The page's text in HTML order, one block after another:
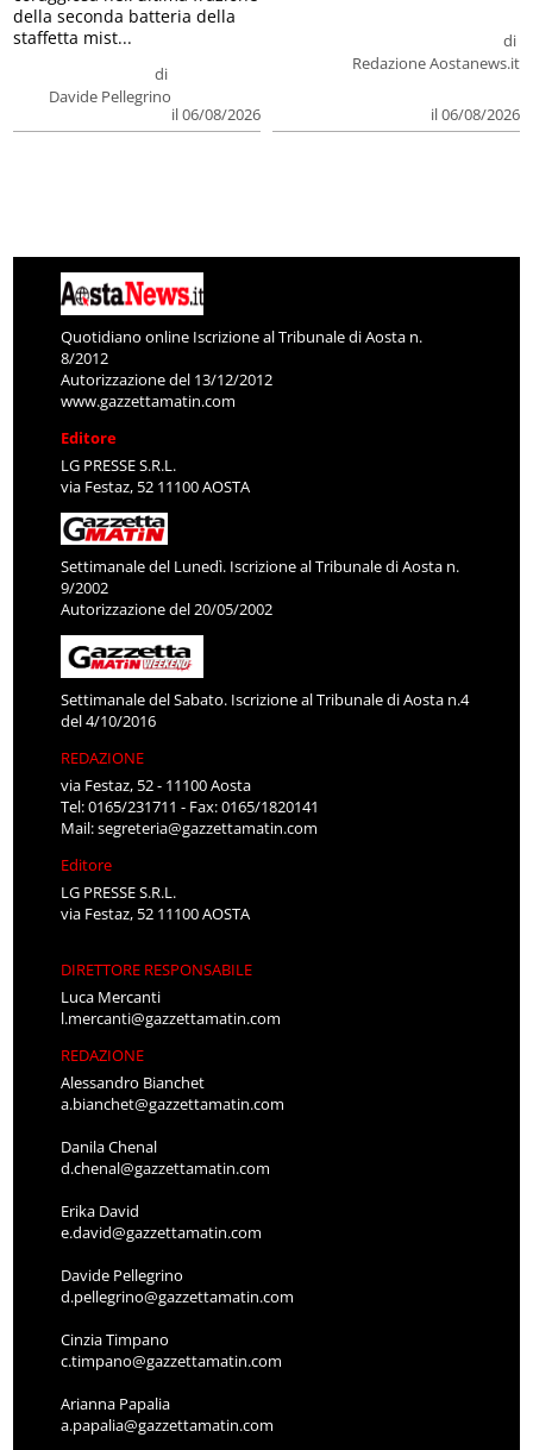
di
Davide Pellegrino
il 06/08/2026
della seconda batteria della
staffetta mist...
di
Redazione Aostanews.it
il 06/08/2026
Quotidiano online Iscrizione al Tribunale di Aosta n.
8/2012
Autorizzazione del 13/12/2012
www.gazzettamatin.com
Editore
LG PRESSE S.R.L.
via Festaz, 52 11100 AOSTA
Settimanale del Lunedì. Iscrizione al Tribunale di Aosta n.
9/2002
Autorizzazione del 20/05/2002
Settimanale del Sabato. Iscrizione al Tribunale di Aosta n.4
del 4/10/2016
REDAZIONE
via Festaz, 52 - 11100 Aosta
Tel: 0165/231711 - Fax: 0165/1820141
Mail:segreteria@gazzettamatin.com
Editore
LG PRESSE S.R.L.
via Festaz, 52 11100 AOSTA
DIRETTORE RESPONSABILE
Luca Mercanti
l.mercanti@gazzettamatin.com
REDAZIONE
Alessandro Bianchet
a.bianchet@gazzettamatin.com
Danila Chenal
d.chenal@gazzettamatin.com
Erika David
e.david@gazzettamatin.com
Davide Pellegrino
d.pellegrino@gazzettamatin.com
Cinzia Timpano
c.timpano@gazzettamatin.com
Arianna Papalia
a.papalia@gazzettamatin.com